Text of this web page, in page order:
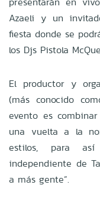
Azaeli y un
fiesta donde se
los Djs Pistola
El productor y
(más conocido
evento es
una vuelta a la
estilos, para
independiente de
a más gente”.